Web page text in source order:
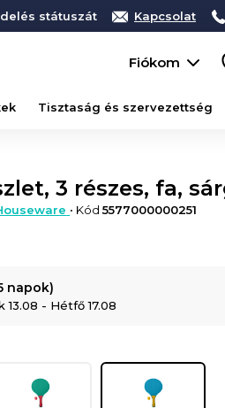
státuszát Kapcsolat
Fiókom
Tisztaság és szervezettség
3 részes, fa,
• Kód5577000000251
napok)
- Hétfő 17.08